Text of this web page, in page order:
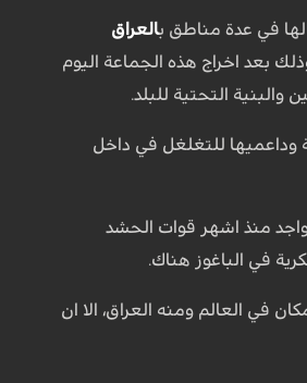
في عدة مناطق بالعراق
التشكل ككيان وجيش ومناطق، وذلك لمحاولة تكرار سيناريو سقوط محافظات عراقية بيد داعش عام 2014، وذلك بعد اخراج هذه الجماعة اليوم
التحتية للبلد.
وداعميها للتغلغل في داخل
منذ اشهر قوات الحشد
في الباغوز هناك.
في العالم ومنه العراق، الا ان